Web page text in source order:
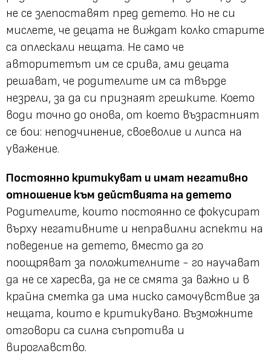
не се злепоставят пред детето. Но не си
мислете, че децата не виждат колко старите
са оплескали нещата. Не само че
авторитетът им се срива, ами децата
решават, че родителите им са твърде
незрели, за да си признаят грешките. Което
води точно до онова, от което възрастният
се бои: неподчинение, своеволие и липса на
уважение.
Постоянно критикуват и имат негативно
отношение към действията на детето
Родителите, които постоянно се фокусират
върху негативните и неправилни аспекти на
поведение на детето, вместо да го
поощряват за положителните - го научават
да не се харесва, да не се смята за важно и в
крайна сметка да има ниско самочувствие за
нещата, които е критикувано. Възможните
отговори са силна съпротива и
вироглавство.